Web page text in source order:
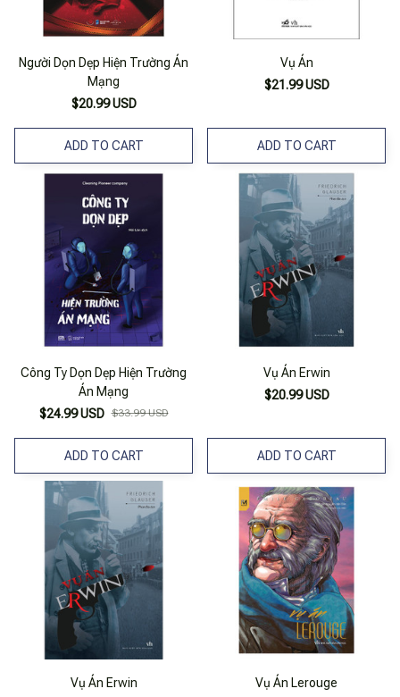
Người Dọn Dẹp Hiện Trường Án
Mạng
$20.99 USD
ADD TO CART
Vụ Án
$21.99 USD
ADD TO CART
Công Ty Dọn Dẹp Hiện Trường
Án Mạng
$24.99 USD $33.99 USD
ADD TO CART
Vụ Án Erwin
$20.99 USD
ADD TO CART
Vụ Án Erwin
Vụ Án Lerouge